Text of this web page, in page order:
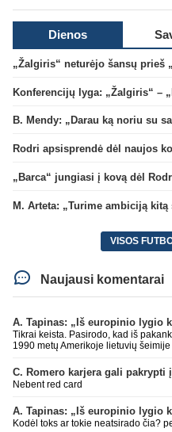
Dienos
„Žalgiris“ neturėjo šansų prieš
Rodri apsisprendė dėl naujos
„Barca“ jungiasi į kovą dėl
M. Arteta: „Turime ambiciją
VISOS
Naujausi komentarai
Tikrai keista. Pasirodo, kad iš
1990 metų Amerikoje lietuvių
fiziškai, kurio nepastumsi kaip
kovoje, dar ir antrame aukšte
dažniausiai teisingus sprendimus, ir
aukštesnio lygio žaidėjų rimtos
C. Romero karjera gali pakrypti
Nebent red card
Kodėl toks ar tokie neatsirado čia?